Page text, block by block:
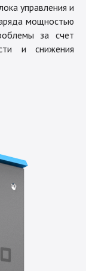
управления и
мощностью
за счет
и снижения